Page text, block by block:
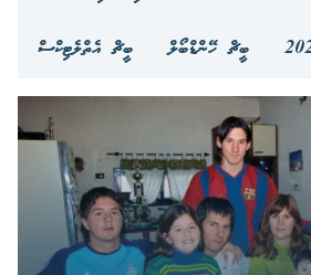
ބީޗް ހޭންޑްބޯލް ބީޗް އެތްލެޓިކްސް